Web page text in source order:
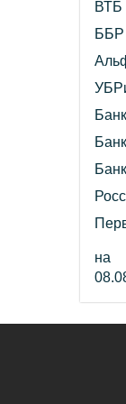
ВТБ
ББР
на